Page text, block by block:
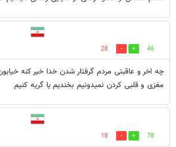
46
28
چه اخر و عاقبتی مردم گرفتار شدن خدا خیر کنه
مغزی و قلبی کردن نمیدونیم بخندیم یا گریه کنیم
78
18